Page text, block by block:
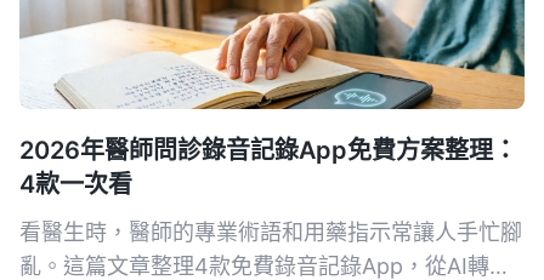
2026年醫師問診錄音記錄App免費方案整理：
4款一次看
看醫生時，醫師的專業術語和用藥指示常讓人手忙腳
亂。這篇文章整理4款免費錄音記錄App，從AI轉文